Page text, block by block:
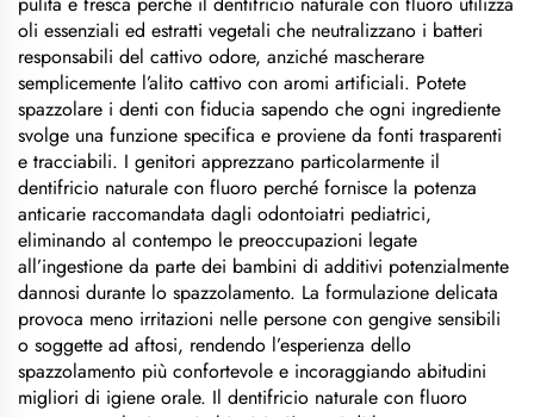
oli essenziali ed estratti vegetali che neutralizzano i batteri
responsabili del cattivo odore, anziché mascherare
semplicemente l’alito cattivo con aromi artificiali. Potete
spazzolare i denti con fiducia sapendo che ogni ingrediente
svolge una funzione specifica e proviene da fonti trasparenti
e tracciabili. I genitori apprezzano particolarmente il
dentifricio naturale con fluoro perché fornisce la potenza
anticarie raccomandata dagli odontoiatri pediatrici,
eliminando al contempo le preoccupazioni legate
all’ingestione da parte dei bambini di additivi potenzialmente
dannosi durante lo spazzolamento. La formulazione delicata
provoca meno irritazioni nelle persone con gengive sensibili
o soggette ad aftosi, rendendo l’esperienza dello
spazzolamento più confortevole e incoraggiando abitudini
migliori di igiene orale. Il dentifricio naturale con fluoro